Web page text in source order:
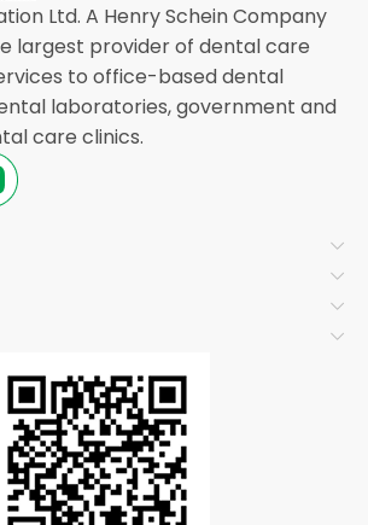
Ltd. A Henry Schein Company
largest provider of dental care
to office-based dental
laboratories, government and
care clinics.